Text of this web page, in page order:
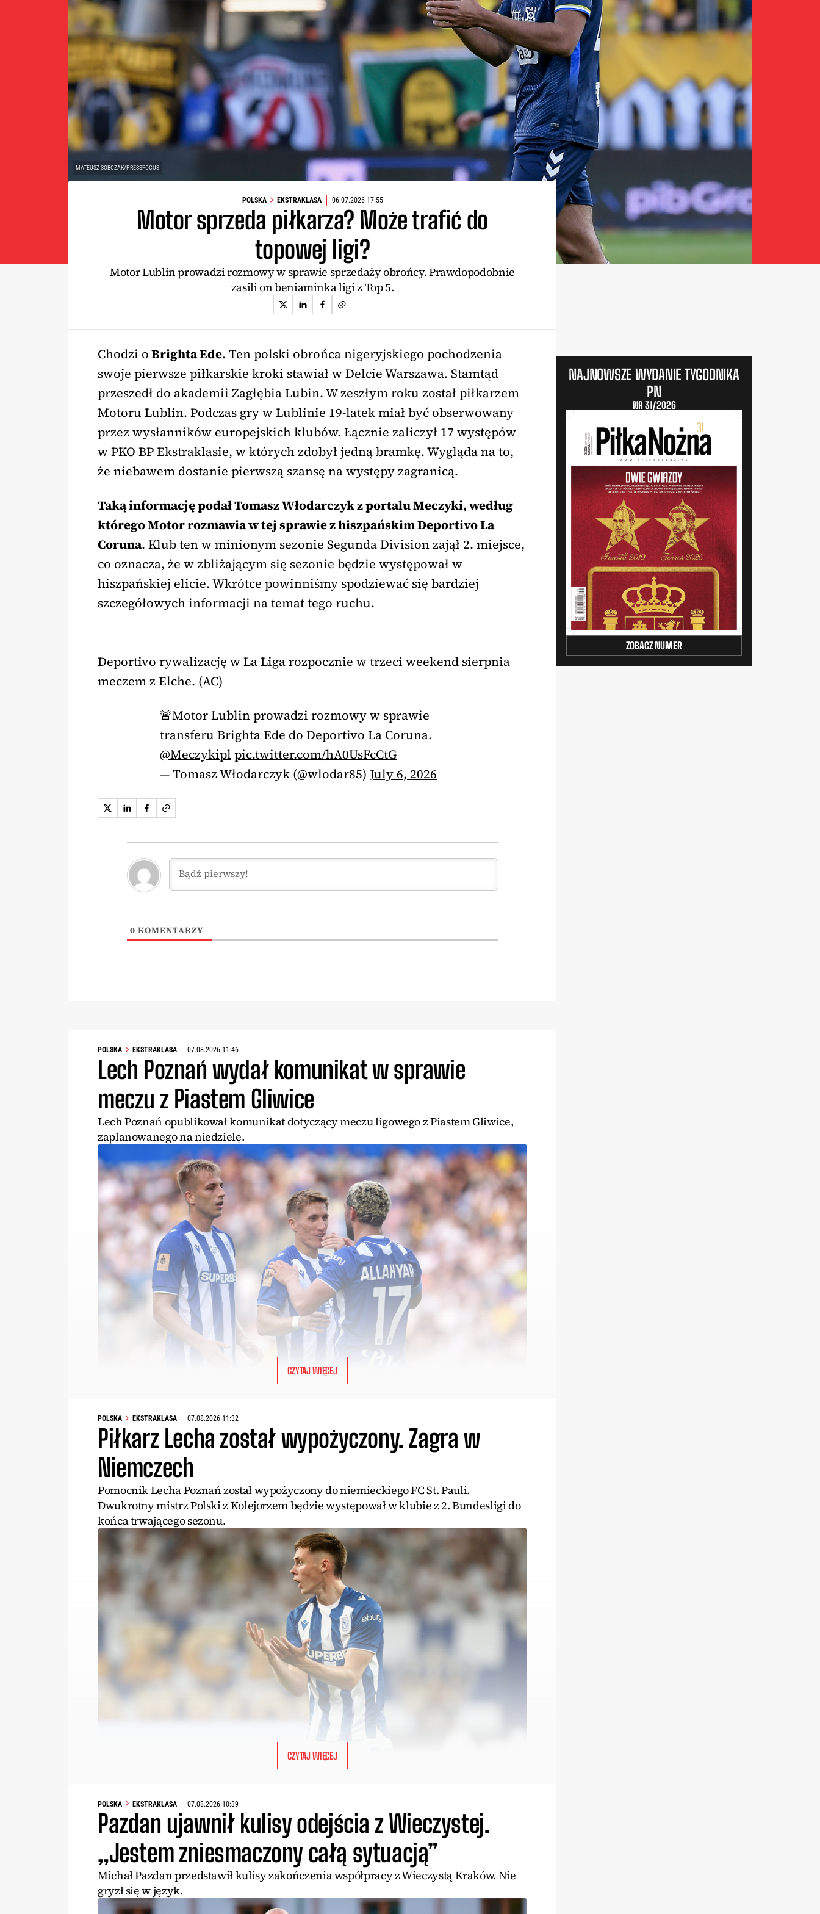
MATEUSZ SOBCZAK/PRESSFOCUS
POLSKA EKSTRAKLASA 06.07.2026 17:55
Motor sprzeda piłkarza? Może trafić do
topowej ligi?
Motor Lublin prowadzi rozmowy w sprawie sprzedaży obrońcy. Prawdopodobnie
zasili on beniaminka ligi z Top 5.
Chodzi oBrighta Ede. Ten polski obrońca nigeryjskiego pochodzenia
swoje pierwsze piłkarskie kroki stawiał w Delcie Warszawa. Stamtąd
przeszedł do akademii Zagłębia Lubin. W zeszłym roku został piłkarzem
Motoru Lublin. Podczas gry w Lublinie 19-latek miał być obserwowany
przez wysłanników europejskich klubów. Łącznie zaliczył 17 występów
w PKO BP Ekstraklasie, w których zdobył jedną bramkę. Wygląda na to,
że niebawem dostanie pierwszą szansę na występy zagranicą.
Taką informację podał Tomasz Włodarczyk z portalu Meczyki, według
którego Motor rozmawia w tej sprawie z hiszpańskim Deportivo La
Coruna. Klub ten w minionym sezonie Segunda Division zajął 2. miejsce,
co oznacza, że w zbliżającym się sezonie będzie występował w
hiszpańskiej elicie. Wkrótce powinniśmy spodziewać się bardziej
szczegółowych informacji na temat tego ruchu.
Deportivo rywalizację w La Liga rozpocznie w trzeci weekend sierpnia
meczem z Elche. (AC)
🚨Motor Lublin prowadzi rozmowy w sprawie
transferu Brighta Ede do Deportivo La Coruna.
@Meczykipl pic.twitter.com/hA0UsFcCtG
— Tomasz Włodarczyk (@wlodar85) July 6, 2026
0 KOMENTARZY
NAJNOWSZE WYDANIE TYGODNIKA
PN
NR 31/2026
ZOBACZ NUMER
POLSKA EKSTRAKLASA 07.08.2026 11:46
Lech Poznań wydał komunikat w sprawie
meczu z Piastem Gliwice
Lech Poznań opublikował komunikat dotyczący meczu ligowego z Piastem Gliwice,
zaplanowanego na niedzielę.
CZYTAJ WIĘCEJ
POLSKA EKSTRAKLASA 07.08.2026 11:32
Piłkarz Lecha został wypożyczony. Zagra w
Niemczech
Pomocnik Lecha Poznań został wypożyczony do niemieckiego FC St. Pauli.
Dwukrotny mistrz Polski z Kolejorzem będzie występował w klubie z 2. Bundesligi do
końca trwającego sezonu.
CZYTAJ WIĘCEJ
POLSKA EKSTRAKLASA 07.08.2026 10:39
Pazdan ujawnił kulisy odejścia z Wieczystej.
„Jestem zniesmaczony całą sytuacją”
Michał Pazdan przedstawił kulisy zakończenia współpracy z Wieczystą Kraków. Nie
gryzł się w język.